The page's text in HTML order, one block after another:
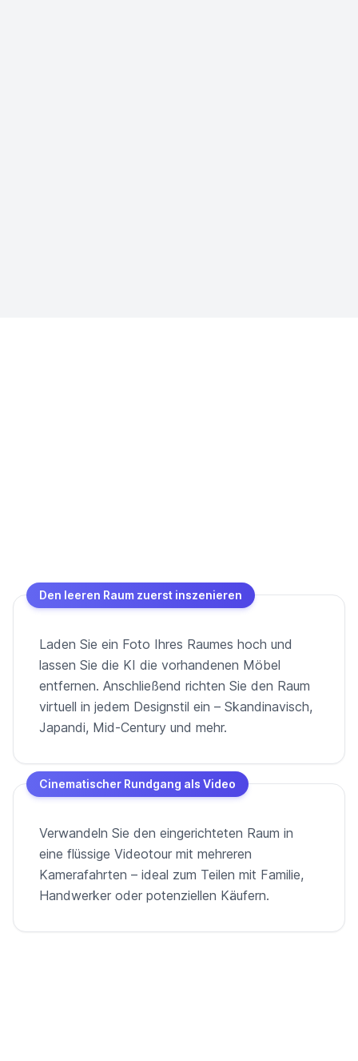
Den leeren Raum zuerst inszenieren
Laden Sie ein Foto Ihres Raumes hoch und
lassen Sie die KI die vorhandenen Möbel
entfernen. Anschließend richten Sie den Raum
virtuell in jedem Designstil ein – Skandinavisch,
Japandi, Mid-Century und mehr.
Cinematischer Rundgang als Video
Verwandeln Sie den eingerichteten Raum in
eine flüssige Videotour mit mehreren
Kamerafahrten – ideal zum Teilen mit Familie,
Handwerker oder potenziellen Käufern.